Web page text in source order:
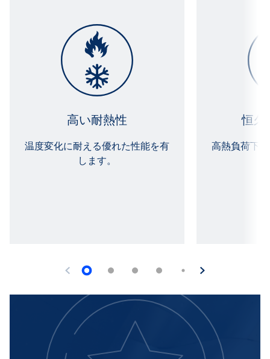
高い耐熱性
温度変化に耐える優れた性能を有
します。
恒久
高熱負荷下